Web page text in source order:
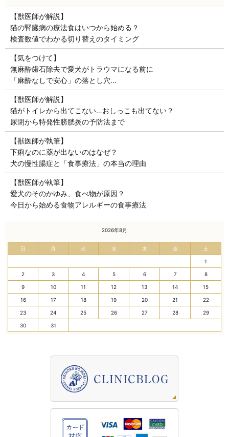
【獣医師が解説】
猫の腎臓病の療法食はいつから始める？
検査数値でわかる切り替えのタイミング
【気をつけて】
無麻酔歯石除去で愛犬がトラウマになる前に
「麻酔なしで安心」の落とし穴…
【獣医師が解説】
猫がトイレから出てこない…おしっこも出てない？
尿閉から特発性膀胱炎の予防法まで
【獣医師が執筆】
下痢なのに薬が出ないのはなぜ？
犬の慢性腸症と「食事療法」の本当の理由
【獣医師が執筆】
愛犬のそのかゆみ、食べ物が原因？
今日から始める食物アレルギーの食事療法
2026年8月
日 月 火 水 木 金 土
1
2 3 4 5 6 7 8
9 10 11 12 13 14 15
16 17 18 19 20 21 22
23 24 25 26 27 28 29
30 31